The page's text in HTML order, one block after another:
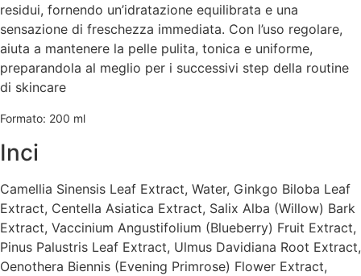
residui, fornendo un’idratazione equilibrata e una
sensazione di freschezza immediata. Con l’uso regolare,
aiuta a mantenere la pelle pulita, tonica e uniforme,
preparandola al meglio per i successivi step della routine
di skincare
Formato: 200 ml
Inci
Camellia Sinensis Leaf Extract, Water, Ginkgo Biloba Leaf
Extract, Centella Asiatica Extract, Salix Alba (Willow) Bark
Extract, Vaccinium Angustifolium (Blueberry) Fruit Extract,
Pinus Palustris Leaf Extract, Ulmus Davidiana Root Extract,
Oenothera Biennis (Evening Primrose) Flower Extract,